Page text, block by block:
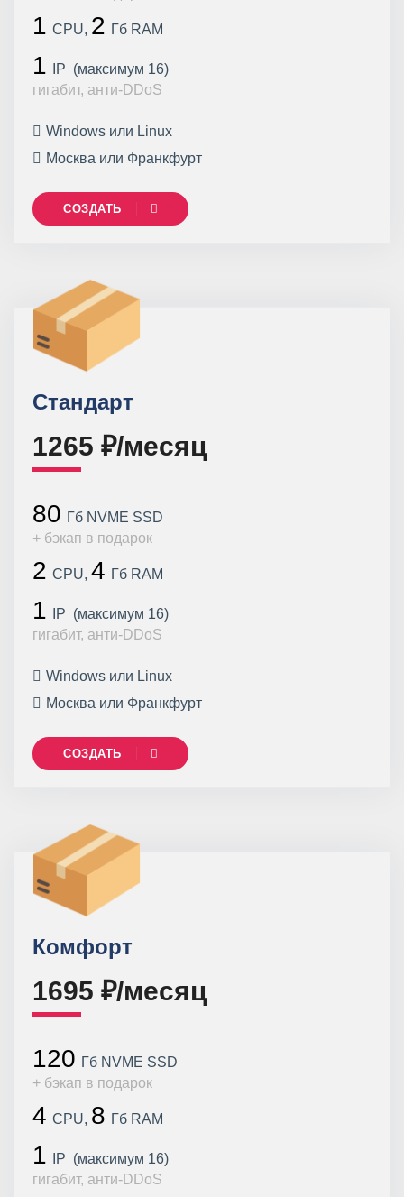
1 CPU, 2 Гб RAM
1
IP (максимум 16)
гигабит, анти-DDoS
Windows или Linux
Москва или Франкфурт
СОЗДАТЬ
Стандарт
1265 ₽/месяц
80 Гб NVME SSD
+ бэкап в подарок
2 CPU, 4 Гб RAM
1
IP (максимум 16)
гигабит, анти-DDoS
Windows или Linux
Москва или Франкфурт
СОЗДАТЬ
Комфорт
1695 ₽/месяц
120 Гб NVME SSD
+ бэкап в подарок
4 CPU, 8 Гб RAM
1
IP (максимум 16)
гигабит, анти-DDoS